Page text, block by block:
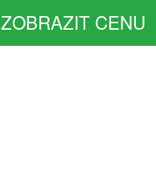
ZOBRAZIT CENU